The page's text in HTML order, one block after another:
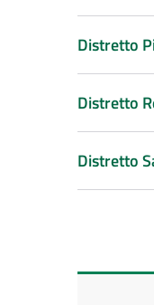
Distretto
Distretto
Distretto